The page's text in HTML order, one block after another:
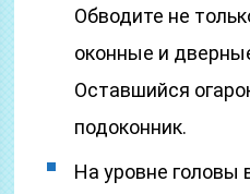
Обводите не
оконные и
Оставшийся
подоконник.
На уровне головы